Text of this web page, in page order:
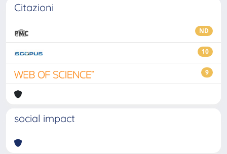
Citazioni
ND
10
9
social impact